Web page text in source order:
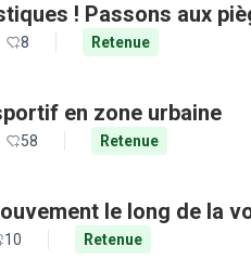
! Passons aux
8 Retenue
en zone urbaine
58 Retenue
le long de la
10 Retenue